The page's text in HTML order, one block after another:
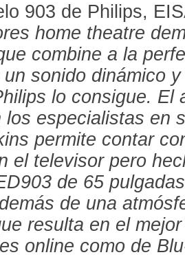
903 de Philips,
home theatre
combine a la
sonido dinámico
lo consigue. El
los especialistas en
permite contar
el televisor pero
de 65
de una
resulta en el
online como de